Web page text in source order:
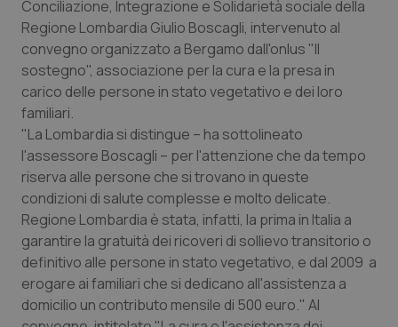
Professionisti Sanitari.AI
Abruzzo
Basilicata
Calabria
Campania
Emilia-Romagna
Friuli Venezia Giulia
QS Pro Gold
Artrite & artrosi
Asma & BPCO
Car-T
Colesterolo & coronaropatie
Dermatite Atopica
QS Club
Conciliazione, Integrazione e Solidarietà sociale della
Regione Lombardia Giulio Boscagli, intervenuto al
convegno organizzato a Bergamo dall'onlus "Il
sostegno", associazione per la cura e la presa in
carico delle persone in stato vegetativo e dei loro
familiari.
"La Lombardia si distingue – ha sottolineato
l'assessore Boscagli – per l'attenzione che da tempo
riserva alle persone che si trovano in queste
condizioni di salute complesse e molto delicate.
Regione Lombardia è stata, infatti, la prima in Italia a
garantire la gratuità dei ricoveri di sollievo transitorio o
definitivo alle persone in stato vegetativo, e dal 2009 a
erogare ai familiari che si dedicano all'assistenza a
domicilio un contributo mensile di 500 euro." Al